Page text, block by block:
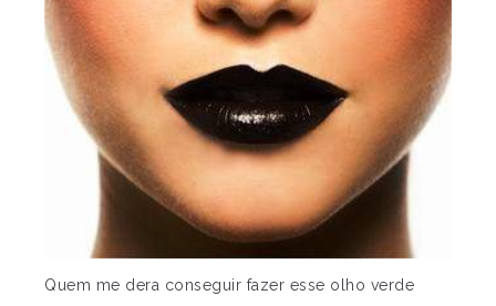
Quem me dera conseguir fazer esse olho verde